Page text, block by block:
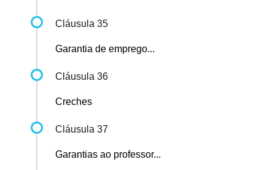
Cláusula 35
Garantia de emprego...
Cláusula 36
Creches
Cláusula 37
Garantias ao professor...